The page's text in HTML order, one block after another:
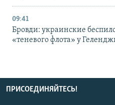
09:41
Бровди: украинские
«теневого флота» у
ПРИСОЕДИНЯЙТЕСЬ!